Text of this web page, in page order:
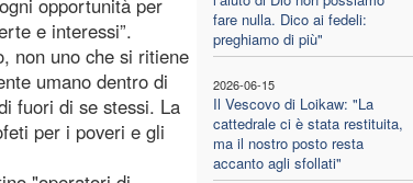
fare nulla. Dico ai fedeli:
preghiamo di più"
2026-06-15
Il Vescovo di Loikaw: "La
cattedrale ci è stata restituita,
ma il nostro posto resta
accanto agli sfollati"
opportunità per
e interessi”.
non uno che si ritiene
umano dentro di
fuori di se stessi. La
per i poveri e gli